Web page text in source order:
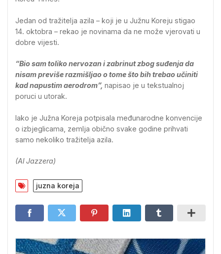
Jedan od tražitelja azila – koji je u Južnu Koreju stigao
14. oktobra – rekao je novinama da ne može vjerovati u
dobre vijesti.
“Bio sam toliko nervozan i zabrinut zbog suđenja da
nisam previše razmišljao o tome što bih trebao učiniti
kad napustim aerodrom”, napisao je u tekstualnoj
poruci u utorak.
Iako je Južna Koreja potpisala međunarodne konvencije
o izbjeglicama, zemlja obično svake godine prihvati
samo nekoliko tražitelja azila.
(Al Jazzera)
juzna koreja